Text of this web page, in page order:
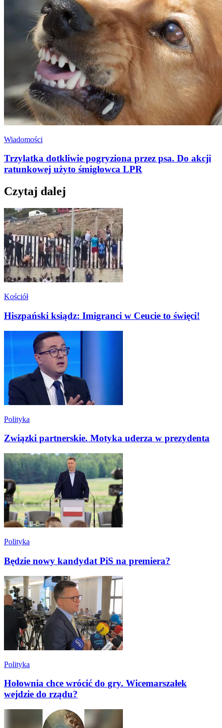
Wiadomości
Trzylatka dotkliwie pogryziona przez psa. Do akcji
ratunkowej użyto śmigłowca LPR
Czytaj dalej
Kościół
Hiszpański ksiądz: Imigranci w Ceucie to święci!
Polityka
Związki partnerskie. Motyka uderza w prezydenta
Polityka
Będzie nowy kandydat PiS na premiera?
Polityka
Hołownia chce wrócić do gry. Wicemarszałek
wejdzie do rządu?